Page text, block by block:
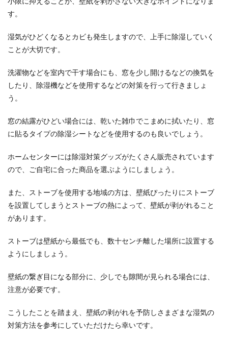
す。
湿気がひどくなるとカビも発生しますので、上手に除湿していく
ことが大切です。
洗濯物などを室内で干す場合にも、窓を少し開けるなどの換気を
したり、除湿機などを使用するなどの対策を行って行きましょ
う。
窓の結露がひどい場合には、乾いた雑巾でこまめに拭いたり、窓
に貼るタイプの除湿シートなどを使用するのも良いでしょう。
ホームセンターには除湿対策グッズがたくさん販売されています
ので、ご自宅に合った商品を選ぶようにしましょう。
また、ストーブを使用する地域の方は、壁紙ぴったりにストーブ
を設置してしまうとストーブの熱によって、壁紙が剥がれること
があります。
ストーブは壁紙から最低でも、数十センチ離した場所に設置する
ようにしましょう。
壁紙の繋ぎ目になる部分に、少しでも隙間が見られる場合には、
注意が必要です。
こうしたことを踏まえ、壁紙の剥がれを予防しさまざまな湿気の
対策方法を参考にしていただけたら幸いです。